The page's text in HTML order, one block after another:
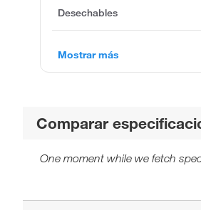
Desechables
Mostrar más
Comparar
One moment while we fetch